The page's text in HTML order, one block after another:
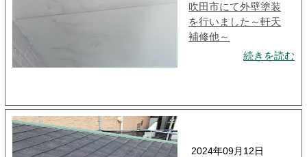
吹田市にて外壁塗装
を行いました～軒天
補修他～
続きを読む
2024年09月12日